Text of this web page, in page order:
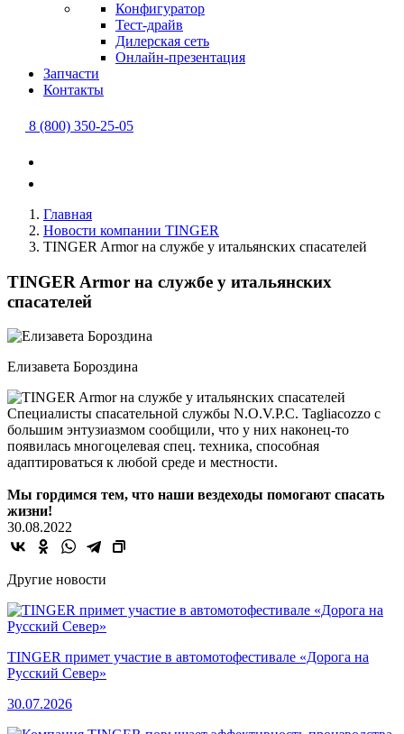
Конфигуратор
Тест-драйв
Дилерская сеть
Онлайн-презентация
Запчасти
Контакты
8 (800) 350-25-05
Главная
Новости компании TINGER
TINGER Armor на службе у итальянских спасателей
TINGER Armor на службе у итальянских
спасателей
Елизавета Бороздина
Специалисты спасательной службы N.O.V.P.C. Tagliacozzo с
большим энтузиазмом сообщили, что у них наконец-то
появилась многоцелевая спец. техника, способная
адаптироваться к любой среде и местности.
Мы гордимся тем, что наши вездеходы помогают спасать
жизни!
30.08.2022
Другие новости
TINGER примет участие в автомотофестивале «Дорога на
Русский Север»
30.07.2026